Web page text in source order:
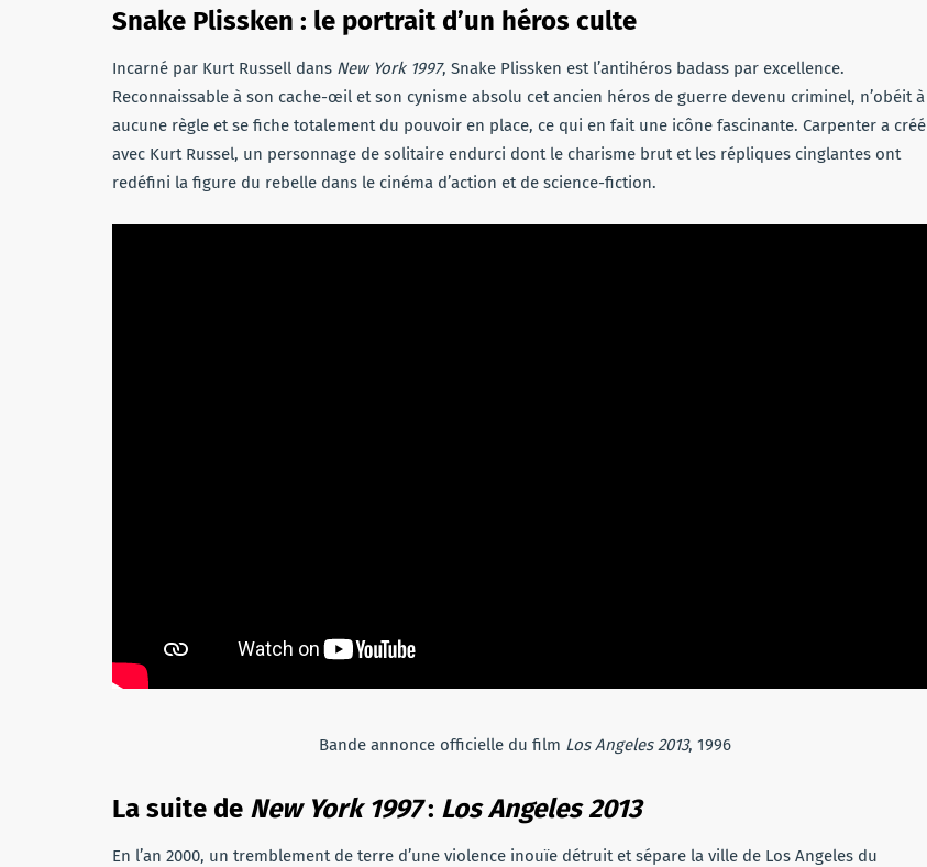
Snake Plissken : le portrait d’un héros culte
Incarné par Kurt Russell dans New York 1997, Snake Plissken est l’antihéros badass par excellence.
Reconnaissable à son cache-œil et son cynisme absolu cet ancien héros de guerre devenu criminel, n’obéit à
aucune règle et se fiche totalement du pouvoir en place, ce qui en fait une icône fascinante. Carpenter a créé
avec Kurt Russel, un personnage de solitaire endurci dont le charisme brut et les répliques cinglantes ont
redéfini la figure du rebelle dans le cinéma d’action et de science-fiction.
Bande annonce officielle du film Los Angeles 2013, 1996
La suite de New York 1997: Los Angeles 2013
En l’an 2000, un tremblement de terre d’une violence inouïe détruit et sépare la ville de Los Angeles du